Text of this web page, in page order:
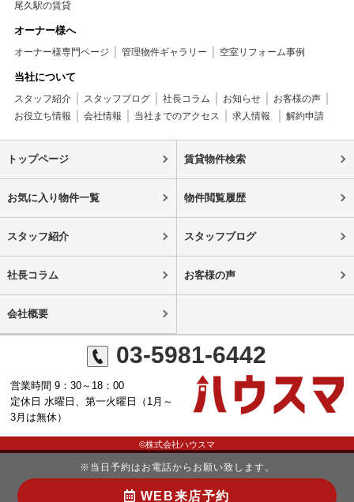
尾久駅の賃貸
オーナー様へ
オーナー様専門ページ 管理物件ギャラリー 空室リフォーム事例
当社について
スタッフ紹介 スタッフブログ 社長コラム お知らせ
お客様の声
お役立ち情報
会社情報 当社までのアクセス 求人情報 解約申請
トップページ 賃貸物件検索
お気に入り物件一覧 物件閲覧履歴
スタッフ紹介 スタッフブログ
社長コラム お客様の声
会社概要
03-5981-6442
営業時間 9：30～18：00
定休日 水曜日、第一火曜日（1月～
3月は無休）
©株式会社ハウスマ
※当日予約はお電話からお願い致します。
WEB来店予約